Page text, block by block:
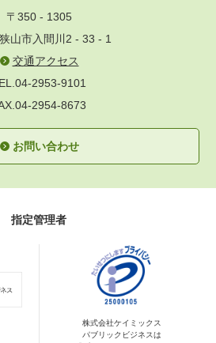
〒350 - 1305
山市入間川2 - 33 - 1
交通アクセス
2953-9101
2954-8673
お問い合わせ
指定管理者
株式会社ケイミックス
パブリックビジネスは